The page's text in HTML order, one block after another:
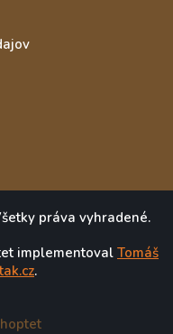
práva vyhradené.
implementoval Tomáš
.